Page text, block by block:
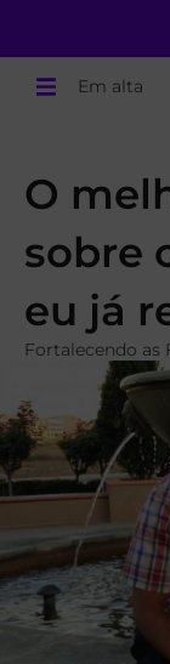
Em alta
O
sobre
eu já
Fortalecendo as